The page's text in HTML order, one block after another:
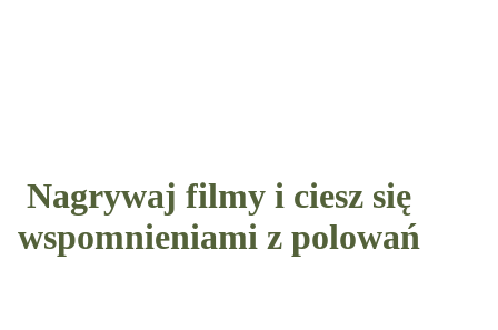
Nagrywaj filmy i ciesz się
wspomnieniami z polowań